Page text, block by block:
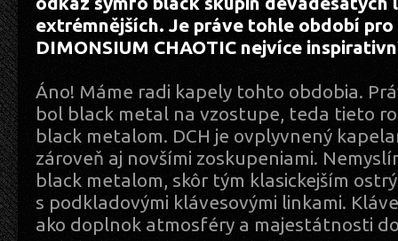
extrémnějších. Je práve tohle období
DIMONSIUM CHAOTIC nejvíce
Áno! Máme radi kapely tohto obdobia.
bol black metal na vzostupe, teda tieto
black metalom. DCH je ovplyvnený
zároveň aj novšími zoskupeniami.
black metalom, skôr tým klasickejším
s podkladovými klávesovými linkami.
ako doplnok atmosféry a majestátnosti